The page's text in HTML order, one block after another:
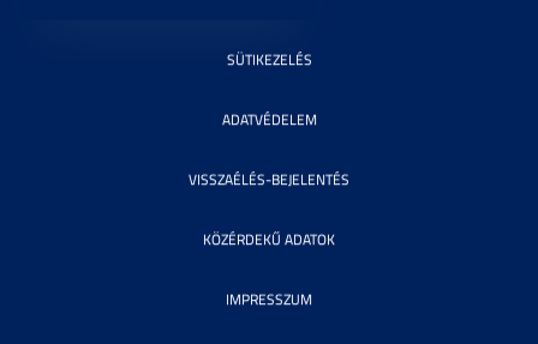
SÜTIKEZELÉS
ADATVÉDELEM
VISSZAÉLÉS-BEJELENTÉS
KÖZÉRDEKŰ ADATOK
IMPRESSZUM